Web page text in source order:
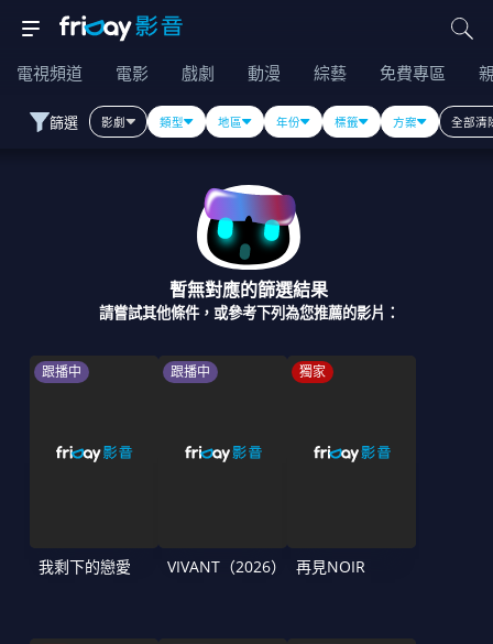
電視頻道 電影 戲劇 動漫 綜藝 免費專區
篩選 影劇 類型 地區 年份 標籤 方案 全部清
暫無對應的篩選結果
請嘗試其他條件，或參考下列為您推薦的影片：
跟播中
我剩下的戀愛
跟播中
VIVANT（2026）
獨家
再見NOIR